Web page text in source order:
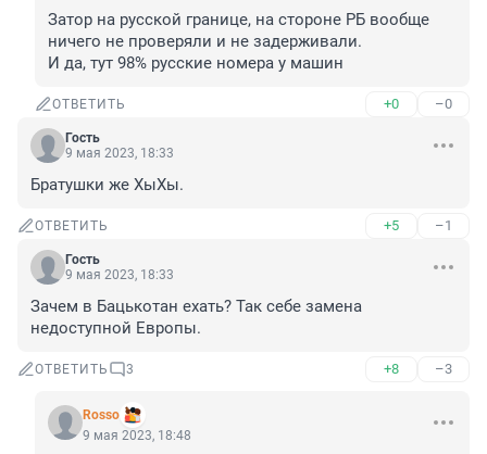
Затор на русской границе, на стороне РБ вообще
ничего не проверяли и не задерживали.
И да, тут 98% русские номера у машин
ОТВЕТИТЬ +0 –0
Гость
9 мая 2023, 18:33
Братушки же ХыХы.
ОТВЕТИТЬ +5 –1
Гость
9 мая 2023, 18:33
Зачем в Бацькотан ехать? Так себе замена
недоступной Европы.
ОТВЕТИТЬ 3 +8 –3
Rosso
9 мая 2023, 18:48